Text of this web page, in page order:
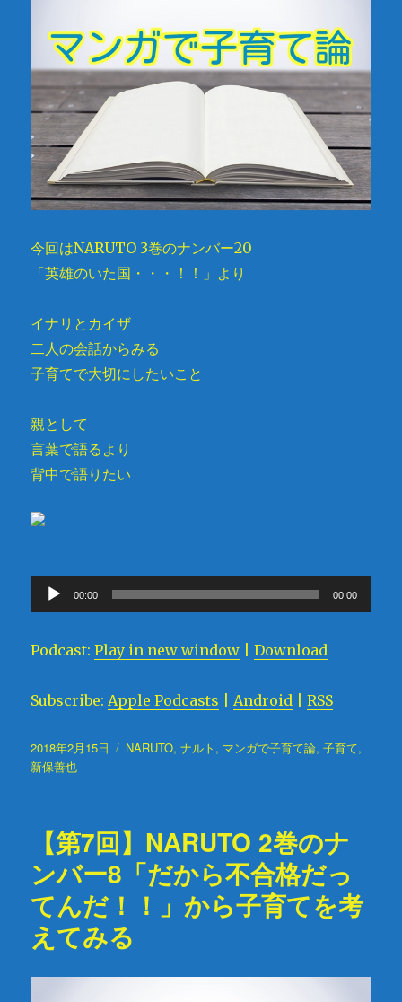
今回はNARUTO 3巻のナンバー20
「英雄のいた国・・・！！」より
イナリとカイザ
二人の会話からみる
子育てで大切にしたいこと
親として
言葉で語るより
背中で語りたい
声
00:00 00:00
Podcast:Play in new window |Download
Subscribe: Apple Podcasts Android |RSS
投
稿
2018年2月15日
タ
NARUTO,ナルト , マンガで子育て論,子育て,
新保善也
【第7回】NARUTO 2巻のナ
ンバー8「だから不合格だっ
てんだ！！」から子育てを考
えてみる